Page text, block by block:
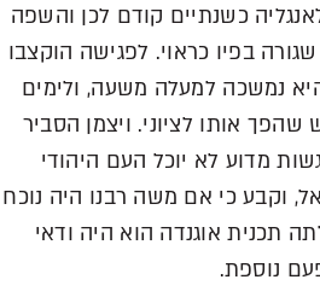
כשנתיים קודם לכן והשפה
בפיו כראוי. לפגישה הוקצבו
היא נמשכה למעלה משעה, ולימים
אותו לציוני. ויצמן הסביר
מדוע לא יוכל העם היהודי
וקבע כי אם משה רבנו היה נוכח
תכנית אוגנדה הוא היה ודאי
נוספת.